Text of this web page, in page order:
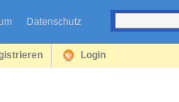
Datenschutz
Login